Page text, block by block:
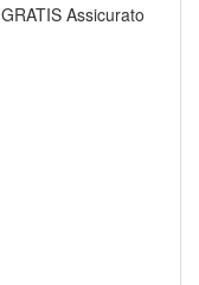
Assicurato